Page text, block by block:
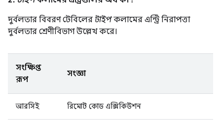
দুর্বলতার বিবরণ টেবিলের টাইপকলামের এন্ট্রি নিরাপত্তা
দুর্বলতার শ্রেণীবিভাগ উল্লেখ করে।
সংক্ষিপ্ত
রূপ
সংজ্ঞা
আরসিই রিমোট কোড এক্সিকিউশন